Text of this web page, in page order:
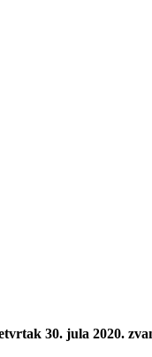
30. jula 2020.